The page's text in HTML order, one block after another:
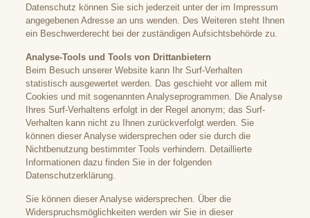
Datenschutz können Sie sich jederzeit unter der im Impressum
angegebenen Adresse an uns wenden. Des Weiteren steht Ihnen
ein Beschwerderecht bei der zuständigen Aufsichtsbehörde zu.
Analyse-Tools und Tools von Drittanbietern
Beim Besuch unserer Website kann Ihr Surf-Verhalten
statistisch ausgewertet werden. Das geschieht vor allem mit
Cookies und mit sogenannten Analyseprogrammen. Die Analyse
Ihres Surf-Verhaltens erfolgt in der Regel anonym; das Surf-
Verhalten kann nicht zu Ihnen zurückverfolgt werden. Sie
können dieser Analyse widersprechen oder sie durch die
Nichtbenutzung bestimmter Tools verhindern. Detaillierte
Informationen dazu finden Sie in der folgenden
Datenschutzerklärung.
Sie können dieser Analyse widersprechen. Über die
Widerspruchsmöglichkeiten werden wir Sie in dieser